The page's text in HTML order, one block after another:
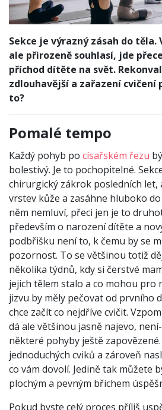
Sekce je výrazný zásah do těla.
ale přirozeně souhlasí, jde
příchod dítěte na svět.
zdlouhavější a zařazení cvičení
to?
Pomalé tempo
Každý pohyb po císařském řezu
bolestivý. Je to pochopitelné.
chirurgický zákrok posledních let,
vrstev kůže a zasáhne hluboko
něm nemluví, přeci jen je to
především o narození dítěte a
podbřišku není to, k čemu by se
pozornost. To se většinou totiž
několika týdnů, kdy si čerstvé
jejich tělem stalo a co mohou pro
jizvu by měly pečovat od prvního
chce začít co nejdříve cvičit.
dá ale většinou jasně najevo,
některé pohyby ještě
jednoduchých cviků a zároveň
co vám dovolí. Jedině tak můžete
plochým a pevným břichem
Pokud byste celý proces příliš